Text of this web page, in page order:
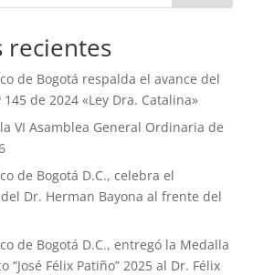
recientes
de Bogotá respalda el avance del
145 de 2024 «Ley Dra. Catalina»
VI Asamblea General Ordinaria de
de Bogotá D.C., celebra el
Dr. Herman Bayona al frente del
de Bogotá D.C., entregó la Medalla
“José Félix Patiño” 2025 al Dr. Félix